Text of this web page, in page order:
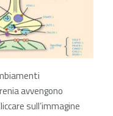
avvengono
sull’immagine